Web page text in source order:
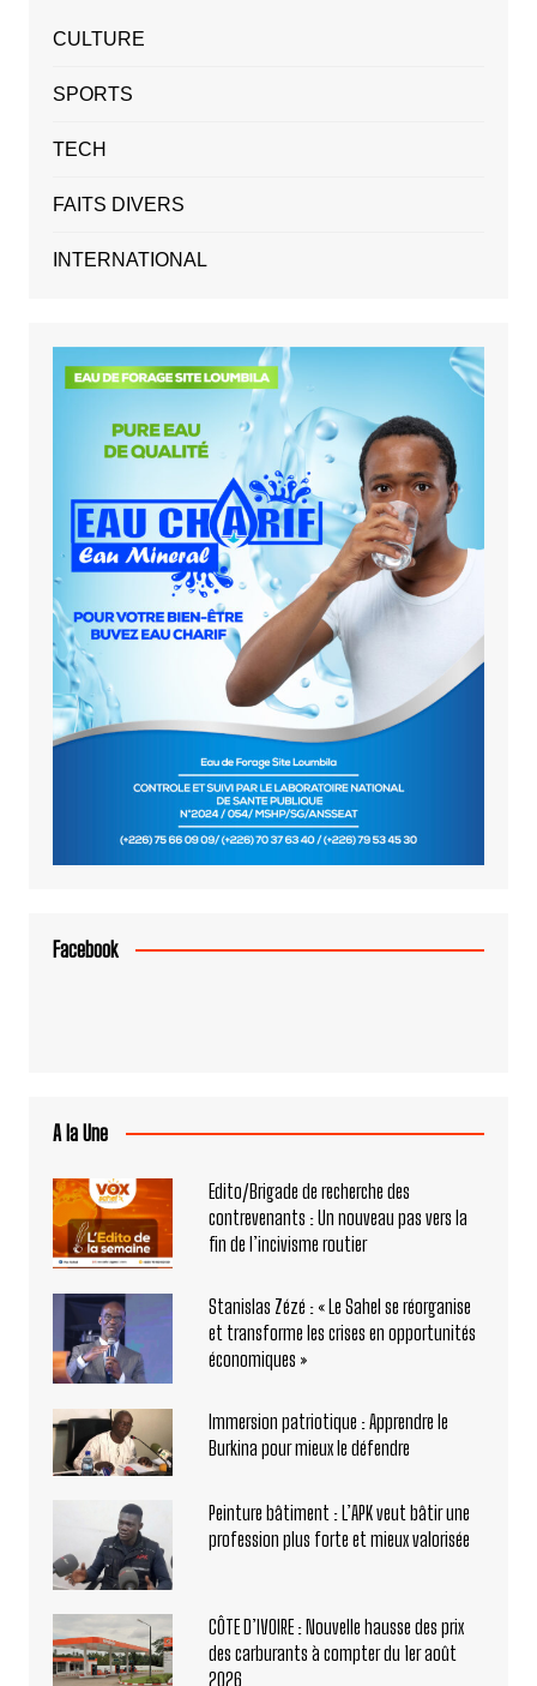
CULTURE
SPORTS
TECH
FAITS DIVERS
INTERNATIONAL
Facebook
A la Une
Edito/Brigade de recherche des
contrevenants : Un nouveau pas vers la
fin de l’incivisme routier
Stanislas Zézé : « Le Sahel se réorganise
et transforme les crises en opportunités
économiques »
Immersion patriotique : Apprendre le
Burkina pour mieux le défendre
Peinture bâtiment : L’APK veut bâtir une
profession plus forte et mieux valorisée
CÔTE D’IVOIRE : Nouvelle hausse des prix
des carburants à compter du 1er août
2026